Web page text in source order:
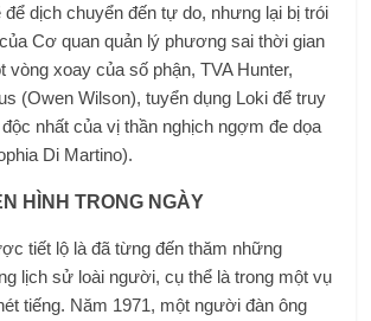
để dịch chuyển đến tự do, nhưng lại bị trói
Cơ quan quản lý phương sai thời gian
vòng xoay của số phận, TVA Hunter,
(Owen Wilson), tuyển dụng Loki để truy
nhất của vị thần nghịch ngợm đe dọa
Di Martino).
HÌNH TRONG NGÀY
tiết lộ là đã từng đến thăm những
lịch sử loài người, cụ thể là trong một vụ
tiếng. Năm 1971, một người đàn ông